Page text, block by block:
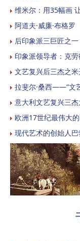
维米尔：用35幅画
阿道夫·威廉·布格罗
后印象派三巨匠之一
印象派领导者：克劳
文艺复兴后三杰之
拉斐尔·桑西——“文
意大利文艺复兴三杰
欧洲17世纪最伟大
现代艺术的创始人巴